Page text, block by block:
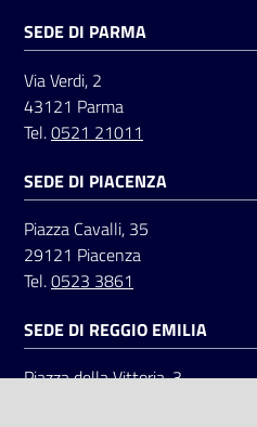
su
SEDE DI PARMA
Via Verdi, 2
43121 Parma
Tel.0521 21011
SEDE DI PIACENZA
Piazza Cavalli, 35
29121 Piacenza
Tel.0523 3861
SEDE DI REGGIO EMILIA
Piazza della Vittoria, 3